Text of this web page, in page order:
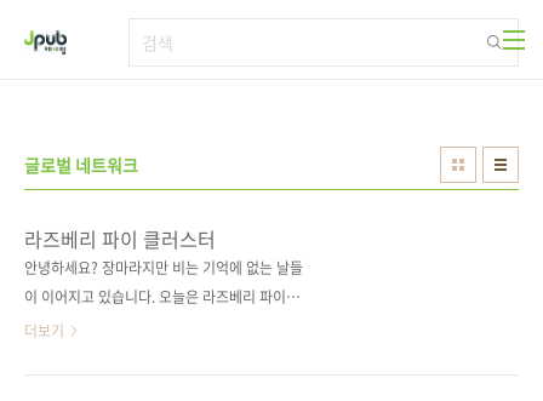
글로벌 네트워크
라즈베리 파이 클러스터
안녕하세요? 장마라지만 비는 기억에 없는 날들
이 이어지고 있습니다. 오늘은 라즈베리 파이로
클러스터를 구성하는 방법에 관해 말씀드릴까
더보기